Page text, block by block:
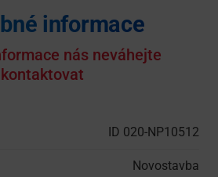
informace
nás neváhejte
kontaktovat
ID 020-NP10512
Novostavba